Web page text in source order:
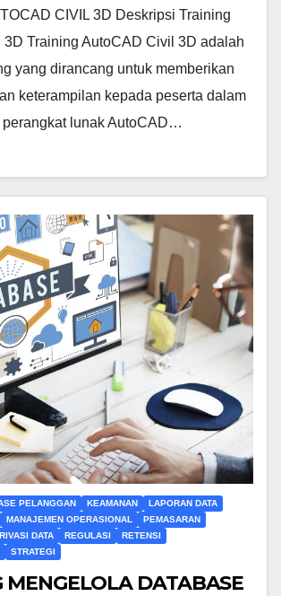
CIVIL 3D Deskripsi Training
Training AutoCAD Civil 3D adalah
yang dirancang untuk memberikan
keterampilan kepada peserta dalam
perangkat lunak AutoCAD…
PELANGGAN KEAMANAN
LAPORAN DATA
MANAJEMEN OPERASIONAL
PEMASARAN
DATA REGULASI
RETENSI
STRATEGI
MENGELOLA DATABASE